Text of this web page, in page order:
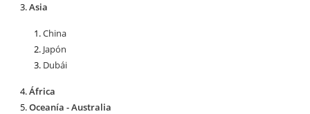
Asia
China
Japón
Dubái
África
Oceanía - Australia